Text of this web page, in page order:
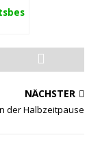
NÄCHSTER
der Halbzeitpause